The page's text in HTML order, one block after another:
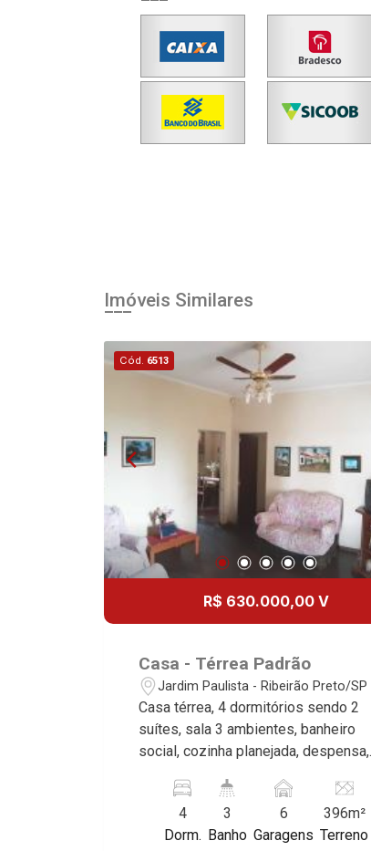
Imóveis Similares
Cód. 6513
R$ 630.000,00 V
Casa - Térrea Padrão
Jardim Paulista - Ribeirão Preto/SP
Casa térrea, 4 dormitórios sendo 2
suítes, sala 3 ambientes, banheiro
social, cozinha planejada, despensa,
construtora, excelente localização,
próximo Avenida 13 de Maio. Martinelli
Imobiliária, referência no mercado
4
Dorm.
3
Banho
6
Garagens
396m²
Terreno